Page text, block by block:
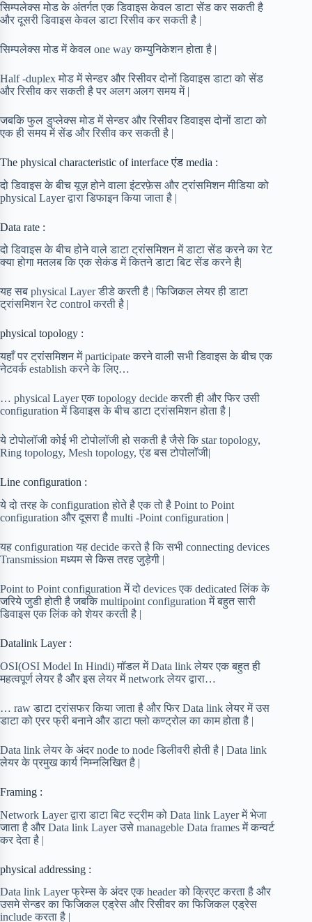
सिम्पलेक्स मोड के अंतर्गत एक डिवाइस केवल डाटा सेंड कर सकती है
और दूसरी डिवाइस केवल डाटा रिसीव कर सकती है |
सिम्पलेक्स मोड में केवल one way कम्युनिकेशन होता है |
Half -duplex मोड में सेन्डर और रिसीवर दोनों डिवाइस डाटा को सेंड
और रिसीव कर सकती है पर अलग अलग समय में |
जबकि फुल डुप्लेक्स मोड में सेन्डर और रिसीवर डिवाइस दोनों डाटा को
एक ही समय में सेंड और रिसीव कर सकती है |
The physical characteristic of interface एंड media :
दो डिवाइस के बीच यूज़ होने वाला इंटरफ़ेस और ट्रांसमिशन मीडिया को
physical Layer द्वारा डिफाइन किया जाता है |
Data rate :
दो डिवाइस के बीच होने वाले डाटा ट्रांसमिशन में डाटा सेंड करने का रेट
क्या होगा मतलब कि एक सेकंड में कितने डाटा बिट सेंड करने है|
यह सब physical Layer डीडे करती है | फिजिकल लेयर ही डाटा
ट्रांसमिशन रेट control करती है |
physical topology :
यहाँ पर ट्रांसमिशन में participate करने वाली सभी डिवाइस के बीच एक
नेटवर्क establish करने के लिए…
… physical Layer एक topology decide करती ही और फिर उसी
configuration में डिवाइस के बीच डाटा ट्रांसमिशन होता है |
ये टोपोलॉजी कोई भी टोपोलॉजी हो सकती है जैसे कि star topology,
Ring topology, Mesh topology, एंड बस टोपोलॉजी|
Line configuration :
ये दो तरह के configuration होते है एक तो है Point to Point
configuration और दूसरा है multi -Point configuration |
यह configuration यह decide करते है कि सभी connecting devices
Transmission मध्यम से किस तरह जुड़ेगी |
Point to Point configuration में दो devices एक dedicated लिंक के
जरिये जुडी होती है जबकि multipoint configuration में बहुत सारी
डिवाइस एक लिंक को शेयर करती है |
Datalink Layer :
OSI(OSI Model In Hindi) मॉडल में Data link लेयर एक बहुत ही
महत्वपूर्ण लेयर है और इस लेयर में network लेयर द्वारा…
… raw डाटा ट्रांसफर किया जाता है और फिर Data link लेयर में उस
डाटा को एरर फ्री बनाने और डाटा फ्लो कण्ट्रोल का काम होता है |
Data link लेयर के अंदर node to node डिलीवरी होती है | Data link
लेयर के प्रमुख कार्य निम्नलिखित है |
Framing :
Network Layer द्वारा डाटा बिट स्ट्रीम को Data link Layer में भेजा
जाता है और Data link Layer उसे manageble Data frames में कन्वर्ट
कर देता है |
physical addressing :
Data link Layer फ्रेम्स के अंदर एक header को क्रिएट करता है और
उसमे सेन्डर का फिजिकल एड्रेस और रिसीवर का फिजिकल एड्रेस
include करता है |